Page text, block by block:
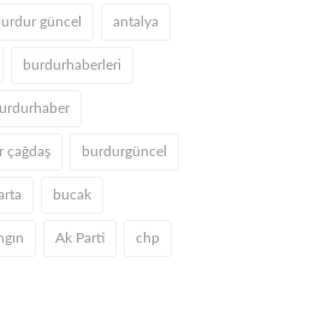
güncel antalya
burdurhaberleri
çağdaş burdurgüncel
bucak
Ak Parti chp